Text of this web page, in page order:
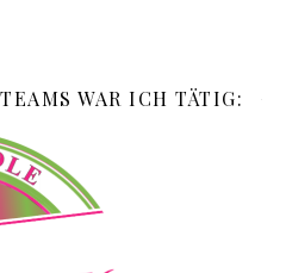
WAR ICH TÄTIG: